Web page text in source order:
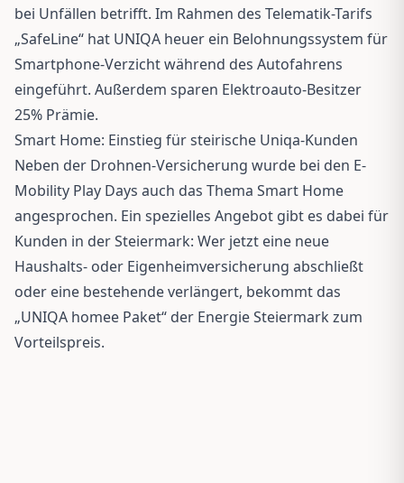
bei Unfällen betrifft. Im Rahmen des Telematik-Tarifs
„SafeLine“ hat UNIQA heuer ein Belohnungssystem für
Smartphone-Verzicht während des Autofahrens
eingeführt. Außerdem sparen Elektroauto-Besitzer
25% Prämie.
Smart Home: Einstieg für steirische Uniqa-Kunden
Neben der Drohnen-Versicherung wurde bei den E-
Mobility Play Days auch das Thema Smart Home
angesprochen. Ein spezielles Angebot gibt es dabei für
Kunden in der Steiermark: Wer jetzt eine neue
Haushalts- oder Eigenheimversicherung abschließt
oder eine bestehende verlängert, bekommt das
„UNIQA homee Paket“ der Energie Steiermark zum
Vorteilspreis.